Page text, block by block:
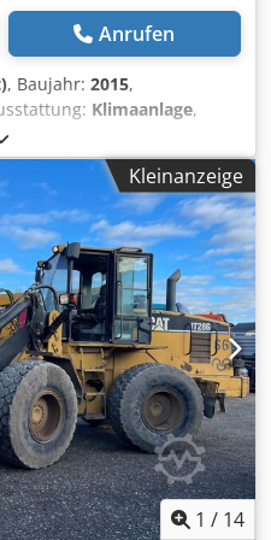
Anrufen
, Baujahr: 2015,
Klimaanlage,
Dt Njx Andsa Baujahr 2015
Kabine
Verstellausleger
(Hammer-, Greifer-,
1x Löffel -
erhalten Bodenplatten
151kW
26.2 to
Kleinanzeige
1 / 14